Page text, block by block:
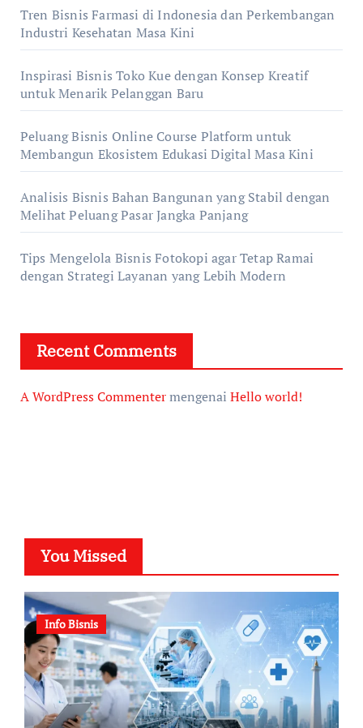
Tren Bisnis Farmasi di Indonesia dan Perkembangan
Industri Kesehatan Masa Kini
Inspirasi Bisnis Toko Kue dengan Konsep Kreatif
untuk Menarik Pelanggan Baru
Peluang Bisnis Online Course Platform untuk
Membangun Ekosistem Edukasi Digital Masa Kini
Analisis Bisnis Bahan Bangunan yang Stabil dengan
Melihat Peluang Pasar Jangka Panjang
Tips Mengelola Bisnis Fotokopi agar Tetap Ramai
dengan Strategi Layanan yang Lebih Modern
Recent Comments
A WordPress Commentermengenai Hello world!
You Missed
Info Bisnis